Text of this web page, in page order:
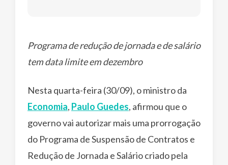
Programa de redução de jornada e de salário
tem data limite em dezembro
Nesta quarta-feira (30/09), o ministro da
Economia, Paulo Guedes, afirmou que o
governo vai autorizar mais uma prorrogação
do Programa de Suspensão de Contratos e
Redução de Jornada e Salário criado pela